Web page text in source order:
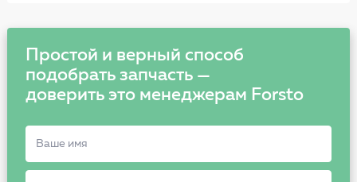
Простой и верный способ
подобрать запчасть —
доверить это менеджерам Forsto